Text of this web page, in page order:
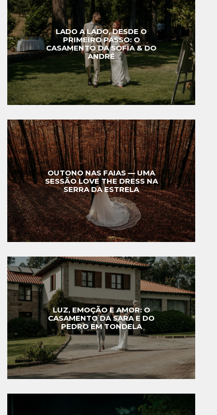
LADO A LADO, DESDE O
PRIMEIRO PASSO: O
CASAMENTO DA SOFIA & DO
ANDRÉ
OUTONO NAS FAIAS — UMA
SESSÃO LOVE THE DRESS NA
SERRA DA ESTRELA
LUZ, EMOÇÃO E AMOR: O
CASAMENTO DA SARA E DO
PEDRO EM TONDELA